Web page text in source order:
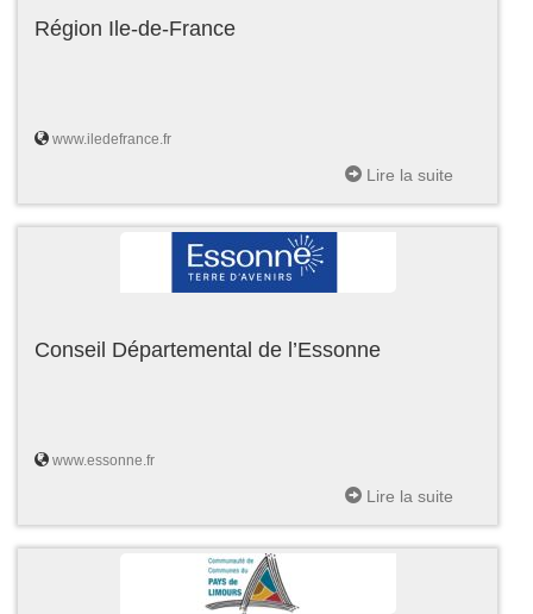
Région Ile-de-France
www.iledefrance.fr
Lire la suite
Conseil Départemental de l’Essonne
www.essonne.fr
Lire la suite